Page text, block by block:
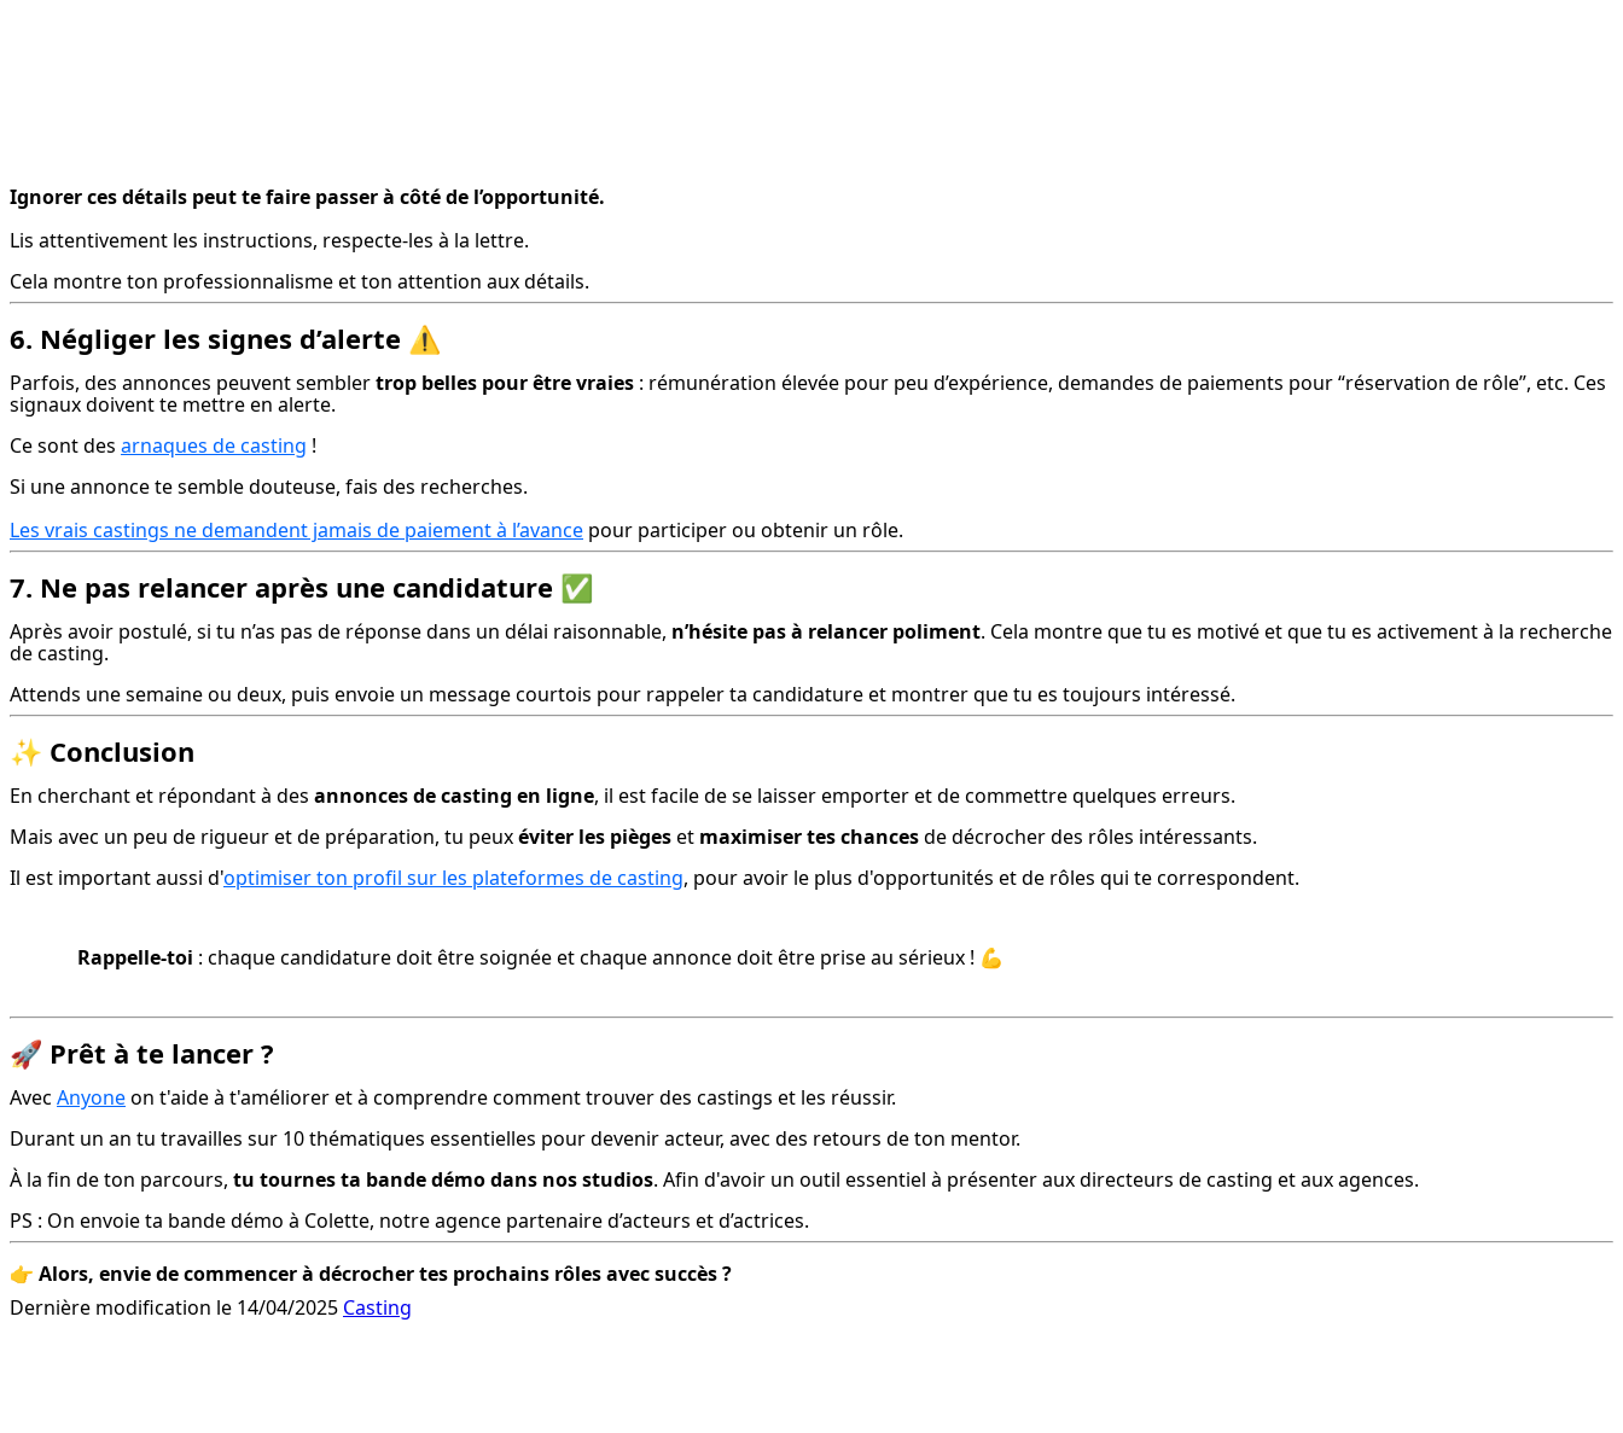
Ignorer ces détails peut te faire passer à côté de l’opportunité.
Lis attentivement les instructions, respecte-les à la lettre.
Cela montre ton professionnalisme et ton attention aux détails.
6. Négliger les signes d’alerte ⚠️
Parfois, des annonces peuvent sembler trop belles pour être vraies : rémunération élevée pour peu d’expérience, demandes de paiements pour “réservation de rôle”, etc. Ces
signaux doivent te mettre en alerte.
Ce sont des arnaques de casting !
Si une annonce te semble douteuse, fais des recherches.
Les vrais castings ne demandent jamais de paiement à l’avance pour participer ou obtenir un rôle.
7. Ne pas relancer après une candidature ✅
Après avoir postulé, si tu n’as pas de réponse dans un délai raisonnable, n’hésite pas à relancer poliment. Cela montre que tu es motivé et que tu es activement à la recherche
de casting.
Attends une semaine ou deux, puis envoie un message courtois pour rappeler ta candidature et montrer que tu es toujours intéressé.
✨ Conclusion
En cherchant et répondant à des annonces de casting en ligne, il est facile de se laisser emporter et de commettre quelques erreurs.
Mais avec un peu de rigueur et de préparation, tu peux éviter les pièges et maximiser tes chances de décrocher des rôles intéressants.
Il est important aussi d'optimiser ton profil sur les plateformes de casting, pour avoir le plus d'opportunités et de rôles qui te correspondent.
Rappelle-toi : chaque candidature doit être soignée et chaque annonce doit être prise au sérieux ! 💪
🚀 Prêt à te lancer ?
Avec Anyone on t'aide à t'améliorer et à comprendre comment trouver des castings et les réussir.
Durant un an tu travailles sur 10 thématiques essentielles pour devenir acteur, avec des retours de ton mentor.
À la fin de ton parcours, tu tournes ta bande démo dans nos studios. Afin d'avoir un outil essentiel à présenter aux directeurs de casting et aux agences.
PS : On envoie ta bande démo à Colette, notre agence partenaire d’acteurs et d’actrices.
👉 Alors, envie de commencer à décrocher tes prochains rôles avec succès ?
Dernière modification le 14/04/2025 Casting